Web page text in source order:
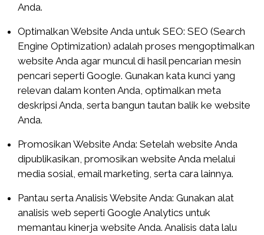
Anda.
Optimalkan Website Anda untuk SEO: SEO (Search
Engine Optimization) adalah proses mengoptimalkan
website Anda agar muncul di hasil pencarian mesin
pencari seperti Google. Gunakan kata kunci yang
relevan dalam konten Anda, optimalkan meta
deskripsi Anda, serta bangun tautan balik ke website
Anda.
Promosikan Website Anda: Setelah website Anda
dipublikasikan, promosikan website Anda melalui
media sosial, email marketing, serta cara lainnya.
Pantau serta Analisis Website Anda: Gunakan alat
analisis web seperti Google Analytics untuk
memantau kinerja website Anda. Analisis data lalu